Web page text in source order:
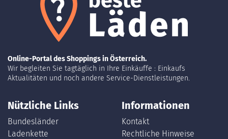
Online-Portal des Shoppings in Österreich.
Wir begleiten Sie tagtäglich in Ihre Einkäuffe : Einkaufs
Aktualitäten und noch andere Service-Dienstleistungen.
Nützliche Links
Bundesländer
Ladenkette
Informationen
Kontakt
Rechtliche Hinweise